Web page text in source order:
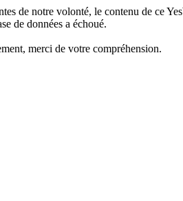
de notre volonté, le contenu de ce
de données a échoué.
merci de votre compréhension.